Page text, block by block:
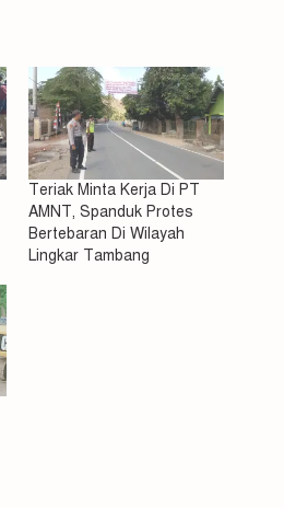
Teriak Minta Kerja Di PT
AMNT, Spanduk Protes
Bertebaran Di Wilayah
Lingkar Tambang